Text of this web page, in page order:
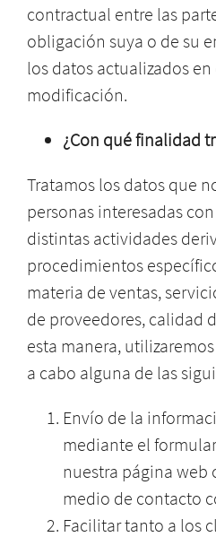
contractual entre las
obligación suya o de su
los datos actualizados en
modificación.
¿Con qué finalidad
Tratamos los datos que
personas interesadas
distintas actividades
procedimientos
materia de ventas,
de proveedores, calidad
esta manera,
a cabo alguna de las
Envío de la
mediante el
nuestra página web
medio de contacto
Facilitar tanto a los